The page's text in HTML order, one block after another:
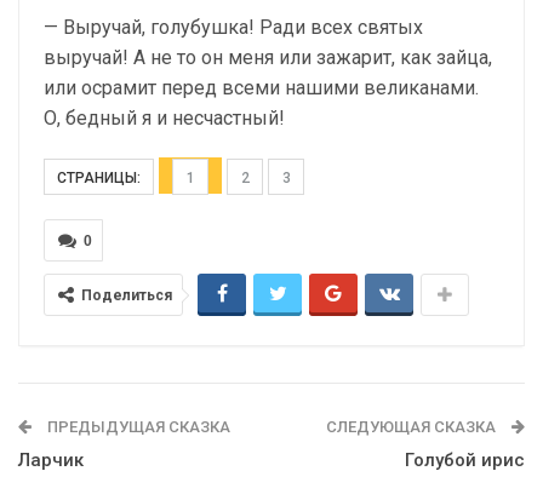
— Выручай, голубушка! Ради всех святых
выручай! А не то он меня или зажарит, как зайца,
или осрамит перед всеми нашими великанами.
О, бедный я и несчастный!
СТРАНИЦЫ: 1 2 3
0
Поделиться
ПРЕДЫДУЩАЯ СКАЗКА
Ларчик
СЛЕДУЮЩАЯ СКАЗКА
Голубой ирис